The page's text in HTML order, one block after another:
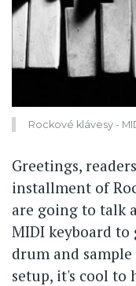
Rockové klávesy -
Greetings,
installment of
are going to talk
MIDI keyboard
drum and
setup, it's cool to